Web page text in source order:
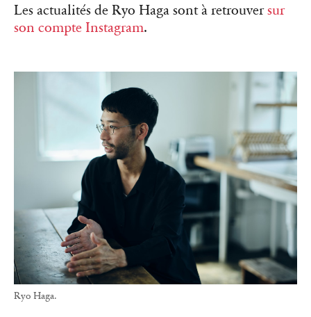
Les actualités de Ryo Haga sont à retrouversur
son compte Instagram.
Ryo Haga.